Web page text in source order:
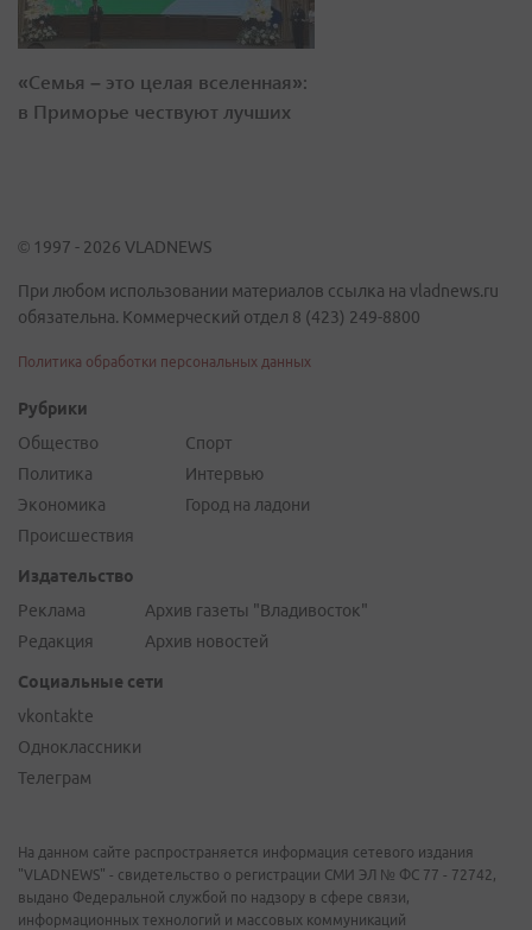
«Семья – это целая вселенная»:
в Приморье чествуют лучших
© 1997 - 2026 VLADNEWS
При любом использовании материалов ссылка на vladnews.ru
обязательна. Коммерческий отдел 8 (423) 249-8800
Политика обработки персональных данных
Рубрики
Общество
Политика
Экономика
Происшествия
Спорт
Интервью
Город на ладони
Издательство
Реклама
Редакция
Архив газеты "Владивосток"
Архив новостей
Социальные сети
vkontakte
Одноклассники
Телеграм
На данном сайте распространяется информация сетевого издания
"VLADNEWS" - свидетельство о регистрации СМИ ЭЛ № ФС 77 - 72742,
выдано Федеральной службой по надзору в сфере связи,
информационных технологий и массовых коммуникаций